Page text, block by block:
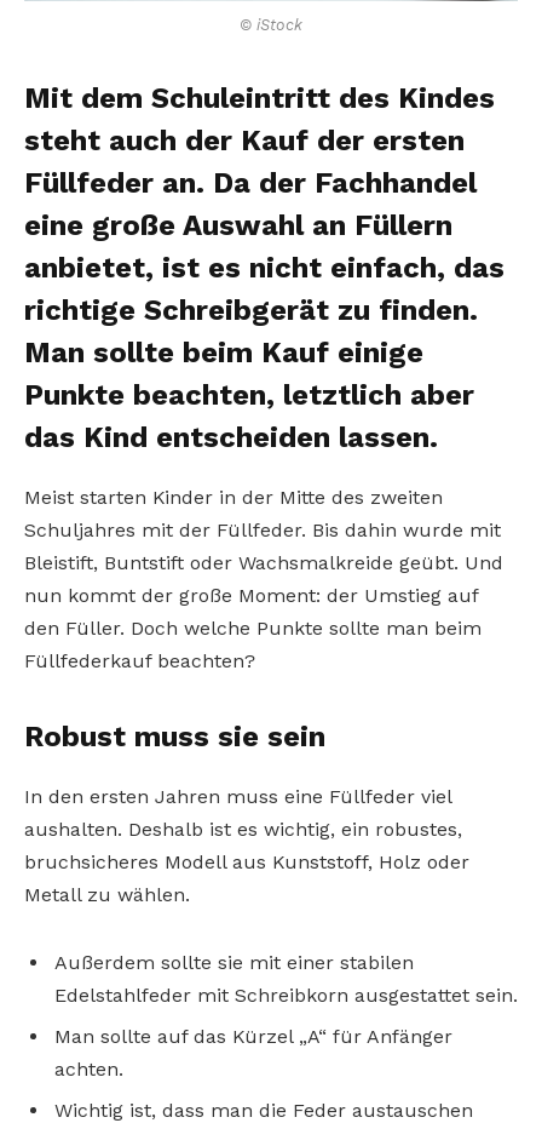
© iStock
Mit dem Schuleintritt des Kindes
steht auch der Kauf der ersten
Füllfeder an. Da der Fachhandel
eine große Auswahl an Füllern
anbietet, ist es nicht einfach, das
richtige Schreibgerät zu finden.
Man sollte beim Kauf einige
Punkte beachten, letztlich aber
das Kind entscheiden lassen.
Meist starten Kinder in der Mitte des zweiten
Schuljahres mit der Füllfeder. Bis dahin wurde mit
Bleistift, Buntstift oder Wachsmalkreide geübt. Und
nun kommt der große Moment: der Umstieg auf
den Füller. Doch welche Punkte sollte man beim
Füllfederkauf beachten?
Robust muss sie sein
In den ersten Jahren muss eine Füllfeder viel
aushalten. Deshalb ist es wichtig, ein robustes,
bruchsicheres Modell aus Kunststoff, Holz oder
Metall zu wählen.
Außerdem sollte sie mit einer stabilen
Edelstahlfeder mit Schreibkorn ausgestattet sein.
Man sollte auf das Kürzel „A“ für Anfänger
achten.
Wichtig ist, dass man die Feder austauschen